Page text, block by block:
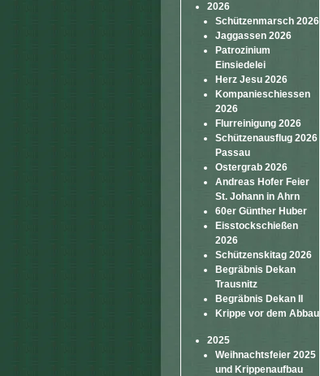
2026
Schützenmarsch 2026
Jaggassen 2026
Patrozinium
Einsiedelei
Herz Jesu 2026
Kompanieschiessen
2026
Flurreinigung 2026
Schützenausflug 2026
Passau
Ostergrab 2026
Andreas Hofer Feier
St. Johann in Ahrn
60er Günther Huber
Eisstockschießen
2026
Schützenskitag 2026
Begräbnis Dekan
Trausnitz
Begräbnis Dekan II
Krippe vor dem Abbau
2025
Weihnachtsfeier 2025
und Krippenaufbau